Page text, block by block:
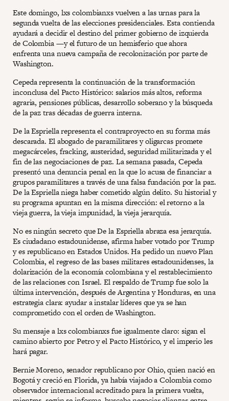
Este domingo, lxs colombianxs vuelven a las urnas para la
segunda vuelta de las elecciones presidenciales. Esta contienda
ayudará a decidir el destino del primer gobierno de izquierda
de Colombia —y el futuro de un hemisferio que ahora
enfrenta una nueva campaña de recolonización por parte de
Washington.
Cepeda representa la continuación de la transformación
inconclusa del Pacto Histórico: salarios más altos, reforma
agraria, pensiones públicas, desarrollo soberano y la búsqueda
de la paz tras décadas de guerra interna.
De la Espriella representa el contraproyecto en su forma más
descarada. El abogado de paramilitares y oligarcas promete
megacárceles, fracking, austeridad, seguridad militarizada y el
fin de las negociaciones de paz. La semana pasada, Cepeda
presentó una denuncia penal en la que lo acusa de financiar a
grupos paramilitares a través de una falsa fundación por la paz.
De la Espriella niega haber cometido algún delito. Su historial y
su programa apuntan en la misma dirección: el retorno a la
vieja guerra, la vieja impunidad, la vieja jerarquía.
No es ningún secreto que De la Espriella abraza esa jerarquía.
Es ciudadano estadounidense, afirma haber votado por Trump
y es republicano en Estados Unidos. Ha pedido un nuevo Plan
Colombia, el regreso de las bases militares estadounidenses, la
dolarización de la economía colombiana y el restablecimiento
de las relaciones con Israel. El respaldo de Trump fue solo la
última intervención, después de Argentina y Honduras, en una
estrategia clara: ayudar a instalar líderes que ya se han
comprometido con el orden de Washington.
Su mensaje a lxs colombianxs fue igualmente claro: sigan el
camino abierto por Petro y el Pacto Histórico, y el imperio les
hará pagar.
Bernie Moreno, senador republicano por Ohio, quien nació en
Bogotá y creció en Florida, ya había viajado a Colombia como
observador internacional acreditado para la primera vuelta,